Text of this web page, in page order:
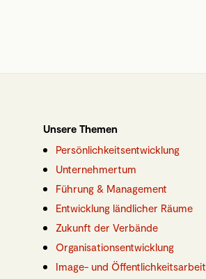
Unsere Themen
Persönlichkeitsentwicklung
Unternehmertum
Führung & Management
Entwicklung ländlicher Räume
Zukunft der Verbände
Organisationsentwicklung
Image- und Öffentlichkeitsarbeit